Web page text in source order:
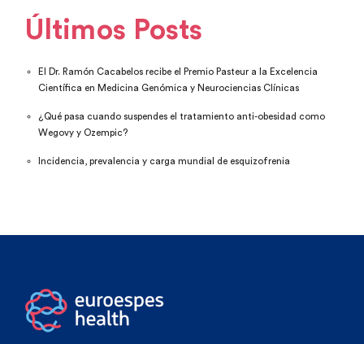
Últimos Posts
El Dr. Ramón Cacabelos recibe el Premio Pasteur a la Excelencia
Científica en Medicina Genómica y Neurociencias Clínicas
¿Qué pasa cuando suspendes el tratamiento anti-obesidad como
Wegovy y Ozempic?
Incidencia, prevalencia y carga mundial de esquizofrenia